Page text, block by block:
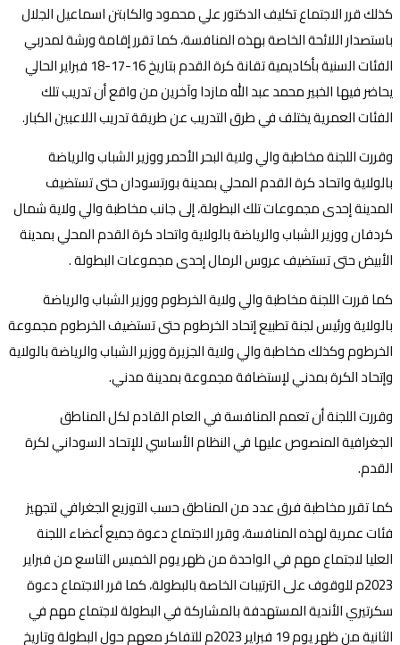
كذلك قرر الاجتماع تكليف الدكتور علي محمود والكابتن اسماعيل الجلال
باستصدار اللائحة الخاصة بهذه المنافسة، كما تقرر إقامة ورشة لمدربي
الفئات السنية بأكاديمية تقانة كرة القدم بتاريخ 16-17-18 فبراير الحالي
يحاضر فيها الخبير محمد عبد الله مازدا وآخرين من واقع أن تدريب تلك
الفئات العمرية يختلف في طرق التدريب عن طريقة تدريب اللاعبين الكبار.
وقررت اللجنة مخاطبة والي ولاية البحر الأحمر ووزير الشباب والرياضة
بالولاية واتحاد كرة القدم المحلي بمدينة بورتسودان حتى تستضيف
المدينة إحدى مجموعات تلك البطولة، إلى جانب مخاطبة والي ولاية شمال
كردفان ووزير الشباب والرياضة بالولاية واتحاد كرة القدم المحلي بمدينة
الأبيض حتى تستضيف عروس الرمال إحدى مجموعات البطولة .
كما قررت اللجنة مخاطبة والي ولاية الخرطوم ووزير الشباب والرياضة
بالولاية ورئيس لجنة تطبيع إتحاد الخرطوم حتى تستضيف الخرطوم مجموعة
الخرطوم وكذلك مخاطبة والي ولاية الجزيرة ووزير الشباب والرياضة بالولاية
وإتحاد الكرة بمدني لإستضافة مجموعة بمدينة مدني.
وقررت اللجنة أن تعمم المنافسة في العام القادم لكل المناطق
الجغرافية المنصوص عليها في النظام الأساسي للإتحاد السوداني لكرة
القدم.
كما تقرر مخاطبة فرق عدد من المناطق حسب التوزيع الجغرافي لتجهيز
فئات عمرية لهذه المنافسة، وقرر الاجتماع دعوة جميع أعضاء اللجنة
العليا لاجتماع مهم في الواحدة من ظهر يوم الخميس التاسع من فبراير
2023م للوقوف على الترتيبات الخاصة بالبطولة، كما قرر الاجتماع دعوة
سكرتيري الأندية المستهدفة بالمشاركة في البطولة لاجتماع مهم في
الثانية من ظهر يوم 19 فبراير 2023م للتفاكر معهم حول البطولة وتاريخ